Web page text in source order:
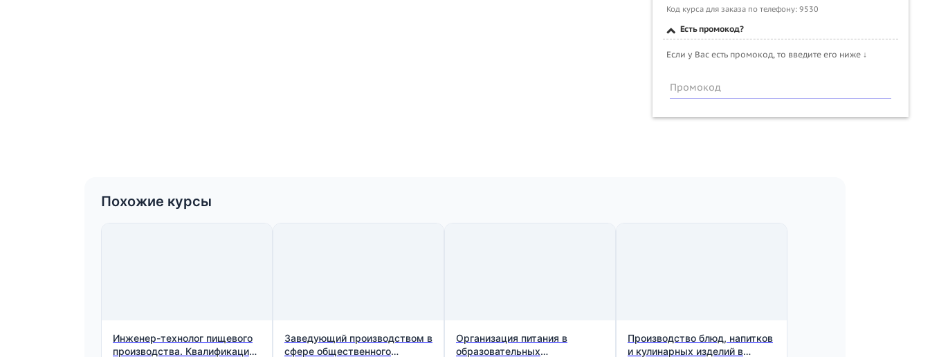
Код курса для заказа по телефону: 9530
Есть промокод?
Если у Вас есть промокод, то введите его ниже ↓
Промокод
Похожие курсы
Инженер-технолог пищевого
производства. Квалификация:
Заведующий производством в
сфере общественного
Организация питания в
образовательных
Производство блюд, напитков
и кулинарных изделий в